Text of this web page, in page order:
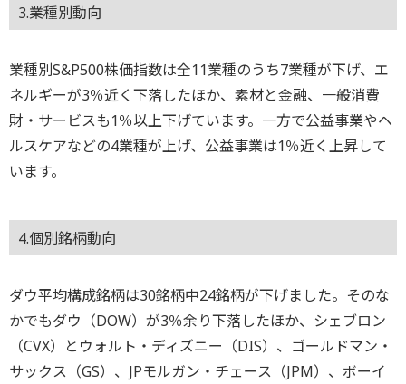
3.業種別動向
業種別S&P500株価指数は全11業種のうち7業種が下げ、エ
ネルギーが3％近く下落したほか、素材と金融、一般消費
財・サービスも1％以上下げています。一方で公益事業やヘ
ルスケアなどの4業種が上げ、公益事業は1％近く上昇して
います。
4.個別銘柄動向
ダウ平均構成銘柄は30銘柄中24銘柄が下げました。そのな
かでもダウ（DOW）が3％余り下落したほか、シェブロン
（CVX）とウォルト・ディズニー（DIS）、ゴールドマン・
サックス（GS）、JPモルガン・チェース（JPM）、ボーイ